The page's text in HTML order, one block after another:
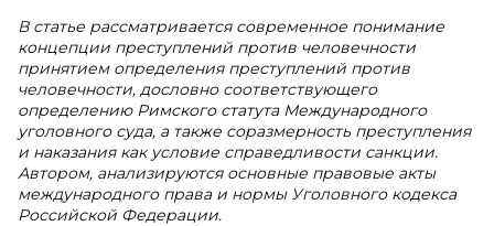
В статье рассматривается современное понимание
концепции преступлений против человечности
принятием определения преступлений против
человечности, дословно соответствующего
определению Римского статута Международного
уголовного суда, а также соразмерность преступления
и наказания как условие справедливости санкции.
Автором, анализируются основные правовые акты
международного права и нормы Уголовного кодекса
Российской Федерации.